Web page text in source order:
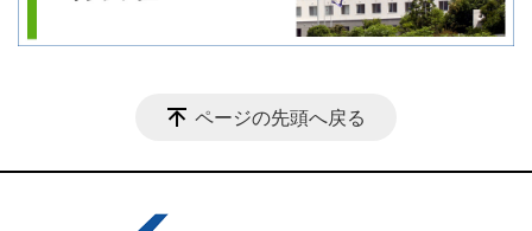
ページの先頭へ戻る